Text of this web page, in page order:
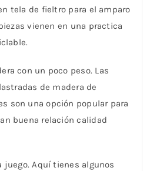
tela de fieltro para el amparo
vienen en una practica
con un poco peso. Las
de madera de
son una opción popular para
buena relación calidad
juego. Aquí tienes algunos